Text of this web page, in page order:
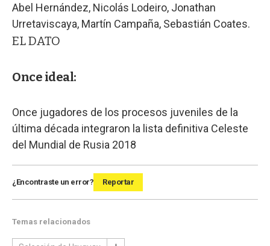
Abel Hernández, Nicolás Lodeiro, Jonathan
Urretaviscaya, Martín Campaña, Sebastián Coates.
EL DATO
Once ideal:
Once jugadores de los procesos juveniles de la
última década integraron la lista definitiva Celeste
del Mundial de Rusia 2018
¿Encontraste un error? Reportar
Temas relacionados